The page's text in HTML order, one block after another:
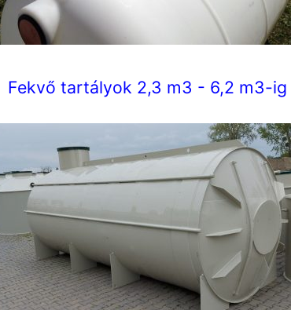
Fekvő tartályok 2,3 m3 - 6,2 m3-ig